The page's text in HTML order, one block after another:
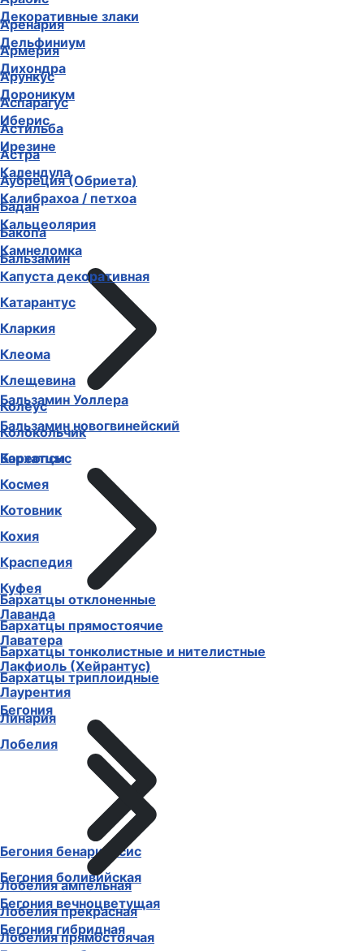
Аренария
Армерия
Арункус
Аспарагус
Астильба
Астра
Аубреция (Обриета)
Бадан
Бакопа
Бальзамин
Бальзамин Уоллера
Бальзамин новогвинейский
Бархатцы
Бархатцы отклоненные
Бархатцы прямостоячие
Бархатцы тонколистные и нителистные
Бархатцы триплоидные
Бегония
Бегония бенариенсис
Бегония боливийская
Бегония вечноцветущая
Бегония гибридная
Декоративные злаки
Дельфиниум
Дихондра
Дороникум
Иберис
Ирезине
Календула
Калибрахоа / петхоа
Кальцеолярия
Камнеломка
Капуста декоративная
Катарантус
Кларкия
Клеома
Клещевина
Колеус
Колокольчик
Кореопсис
Космея
Котовник
Кохия
Краспедия
Куфея
Лаванда
Лаватера
Лакфиоль (Хейрантус)
Лаурентия
Линария
Лобелия
Лобелия ампельная
Лобелия прекрасная
Лобелия прямостоячая